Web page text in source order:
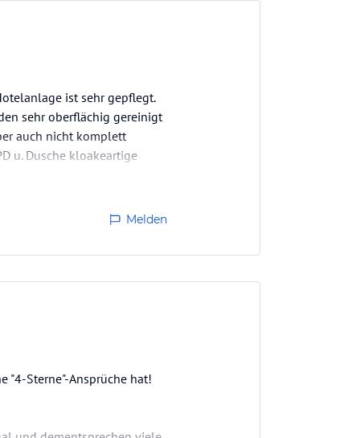
ist sehr gepflegt.
sehr oberflächig gereinigt
auch nicht komplett
u. Dusche kloakeartige
Melden
Sterne"-Ansprüche hat!